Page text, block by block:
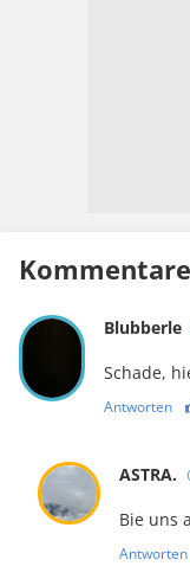
Blubberle
Schade,
Antworten
ASTRA.
Bie uns
Antworten